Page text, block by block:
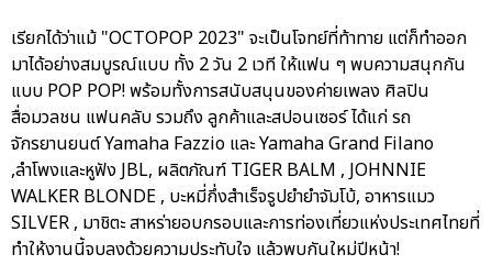
เรียกได้ว่าแม้ "OCTOPOP 2023" จะเป็นโจทย์ที่ท้าทาย แต่ก็ทำออก
มาได้อย่างสมบูรณ์แบบ ทั้ง 2 วัน 2 เวที ให้แฟน ๆ พบความสนุกกัน
แบบ POP POP! พร้อมทั้งการสนับสนุนของค่ายเพลง ศิลปิน
สื่อมวลชน แฟนคลับ รวมถึง ลูกค้าและสปอนเซอร์ ได้แก่ รถ
จักรยานยนต์ Yamaha Fazzio และ Yamaha Grand Filano
,ลำโพงและหูฟัง JBL, ผลิตภัณฑ์ TIGER BALM , JOHNNIE
WALKER BLONDE , บะหมี่กึ่งสำเร็จรูปยำยำจัมโบ้, อาหารแมว
SILVER , มาชิตะ สาหร่ายอบกรอบและการท่องเที่ยวแห่งประเทศไทยที่
ทำให้งานนี้จบลงด้วยความประทับใจ แล้วพบกันใหม่ปีหน้า!